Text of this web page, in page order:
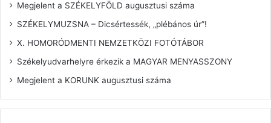
Megjelent a SZÉKELYFÖLD augusztusi száma
SZÉKELYMUZSNA – Dicsértessék, „plébános úr”!
X. HOMORÓDMENTI NEMZETKÖZI FOTÓTÁBOR
Székelyudvarhelyre érkezik a MAGYAR MENYASSZONY
Megjelent a KORUNK augusztusi száma